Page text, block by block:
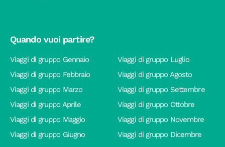
Quando vuoi partire?
Viaggi di gruppo Gennaio
Viaggi di gruppo Febbraio
Viaggi di gruppo Marzo
Viaggi di gruppo Aprile
Viaggi di gruppo Maggio
Viaggi di gruppo Giugno
Viaggi di gruppo Luglio
Viaggi di gruppo Agosto
Viaggi di gruppo Settembre
Viaggi di gruppo Ottobre
Viaggi di gruppo Novembre
Viaggi di gruppo Dicembre